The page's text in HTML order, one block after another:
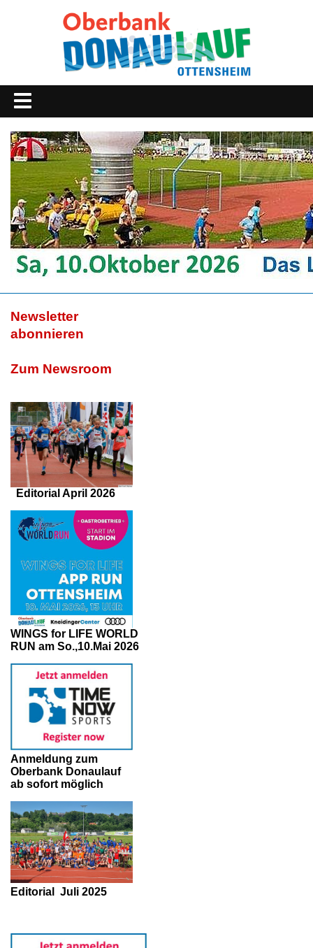
Newsletter
abonnieren
Zum Newsroom
Editorial April 2026
WINGS for LIFE WORLD
RUN am So.,10.Mai 2026
Anmeldung zum
Oberbank Donaulauf
ab sofort möglich
Editorial Juli 2025